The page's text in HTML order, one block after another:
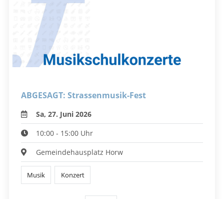
ABGESAGT: Strassenmusik-Fest
Sa, 27. Juni 2026
10:00 - 15:00 Uhr
Gemeindehausplatz Horw
Musik Konzert